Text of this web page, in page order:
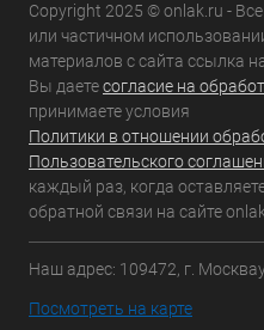
Copyright 2025 © onlak.ru -
или частичном
материалов с сайта ссылка
Вы даетесогласие на
принимаете условия
Политики в отношении
Пользовательского
каждый раз, когда
обратной связи на сайте
Наш адрес: 109472, г.
Посмотреть на карте